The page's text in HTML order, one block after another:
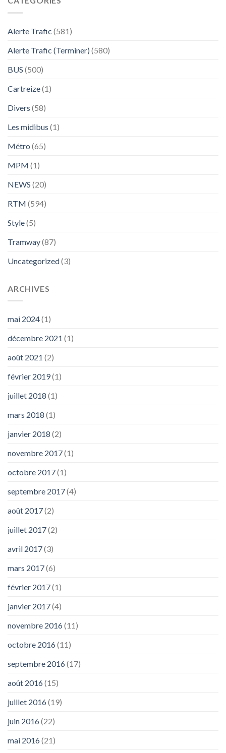
Alerte Trafic (581)
Alerte Trafic (Terminer) (580)
BUS (500)
Cartreize(1)
Divers (58)
Les midibus (1)
Métro (65)
MPM (1)
NEWS (20)
RTM (594)
Style(5)
Tramway(87)
Uncategorized(3)
ARCHIVES
mai 2024(1)
décembre 2021 (1)
août 2021 (2)
février 2019(1)
juillet 2018 (1)
mars 2018 (1)
janvier 2018 (2)
novembre 2017(1)
octobre 2017(1)
septembre 2017(4)
août 2017(2)
juillet 2017(2)
avril 2017(3)
mars 2017(6)
février 2017(1)
janvier 2017(4)
novembre 2016(11)
octobre 2016(11)
septembre 2016(17)
août 2016(15)
juillet 2016(19)
juin 2016(22)
mai 2016(21)